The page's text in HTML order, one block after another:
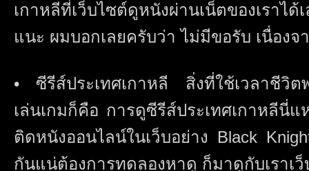
เกาหลีที่เว็บไซต์ดูหนังผ่านเน็ตของเรา
แนะ ผมบอกเลยครับว่า ไม่มีขอรับ เนื่องจ
• ซีรีส์ประเทศเกาหลี สิ่งที่ใช้เวลาชีวิต
เล่นเกมก็คือ การดูซีรีส์ประเทศเกาหลีนี่
ติดหนังออนไลน์ในเว็บอย่าง Black
กันแน่ต้องการทดลองหาดู ก็มาดูกับเราเ